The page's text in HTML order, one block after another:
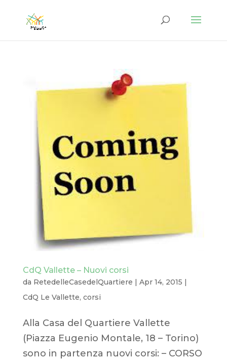
CdQ Vallette – Nuovi corsi
da RetedelleCasedelQuartiere | Apr 14, 2015 |
CdQ Le Vallette, corsi
Alla Casa del Quartiere Vallette
(Piazza Eugenio Montale, 18 – Torino)
sono in partenza nuovi corsi: – CORSO